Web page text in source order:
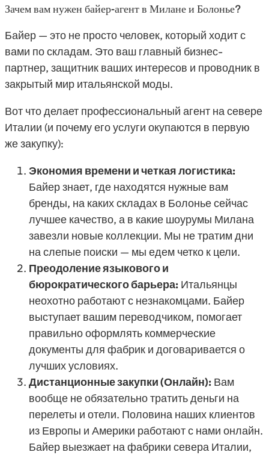
Зачем вам нужен байер-агент в Милане и Болонье?
Байер — это не просто человек, который ходит с
вами по складам. Это ваш главный бизнес-
партнер, защитник ваших интересов и проводник в
закрытый мир итальянской моды.
Вот что делает профессиональный агент на севере
Италии (и почему его услуги окупаются в первую
же закупку):
Экономия времени и четкая логистика:
Байер знает, где находятся нужные вам
бренды, на каких складах в Болонье сейчас
лучшее качество, а в какие шоурумы Милана
завезли новые коллекции. Мы не тратим дни
на слепые поиски — мы едем четко к цели.
Преодоление языкового и
бюрократического барьера: Итальянцы
неохотно работают с незнакомцами. Байер
выступает вашим переводчиком, помогает
правильно оформлять коммерческие
документы для фабрик и договаривается о
лучших условиях.
Дистанционные закупки (Онлайн): Вам
вообще не обязательно тратить деньги на
перелеты и отели. Половина наших клиентов
из Европы и Америки работают с нами онлайн.
Байер выезжает на фабрики севера Италии,